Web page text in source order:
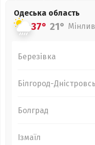
Одеська область
37° 21°
Березівка
Білгород-
Болград
Ізмаїл